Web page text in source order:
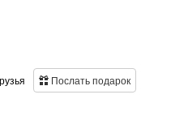
Послать подарок